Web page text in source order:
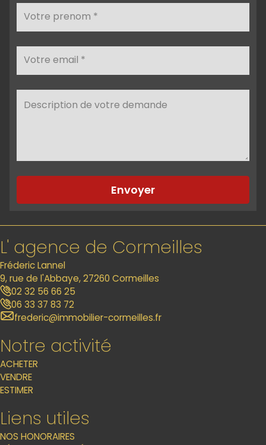
Envoyer
L' agence de Cormeilles
Fréderic Lannel
9, rue de l'Abbaye, 27260 Cormeilles
02 32 56 66 25
06 33 37 83 72
frederic@immobilier-cormeilles.fr
Notre activité
ACHETER
VENDRE
ESTIMER
Liens utiles
NOS HONORAIRES